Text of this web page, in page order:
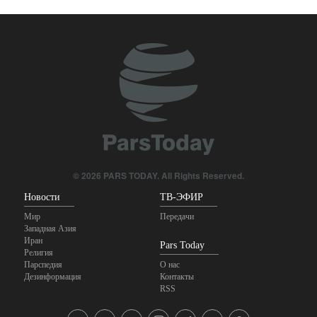
Пакистана критикует новый
Мекканское соглашение, и
считает американские базы
региональной проблемой
безопасности
© 2026 PARS TODAY. All Rights Reserved.
Новости
Мир
Западная Азия
Иран
Религия
Парспедия
Дезинформация
ТВ-ЭФИР
Передачи
Pars Today
О нас
Контакты
RSS